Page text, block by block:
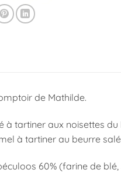
de Mathilde.
à tartiner aux noisettes
à tartiner au beurre
60% (farine de